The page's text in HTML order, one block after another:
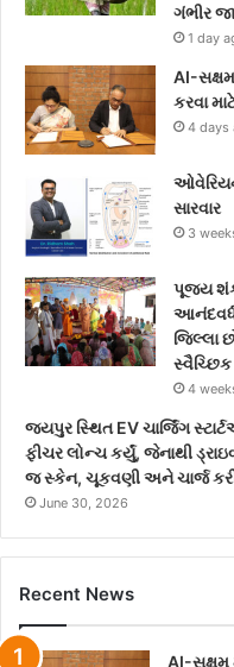
ગંભીર
1 day
AI-સક્ષમ
કરવા
4 days
સારવાર
3
પૂજ્ય
જિલ્લા
સ્વૈચ્છિક
4
જયપુર સ્થિત EV ચાર્જિંગ
ફીચર લોન્ચ કર્યું, જેનાથી
જ સ્કેન, ચૂકવણી અને ચાર્જ
June 30, 2026
Recent News
AI-સક્ષમ